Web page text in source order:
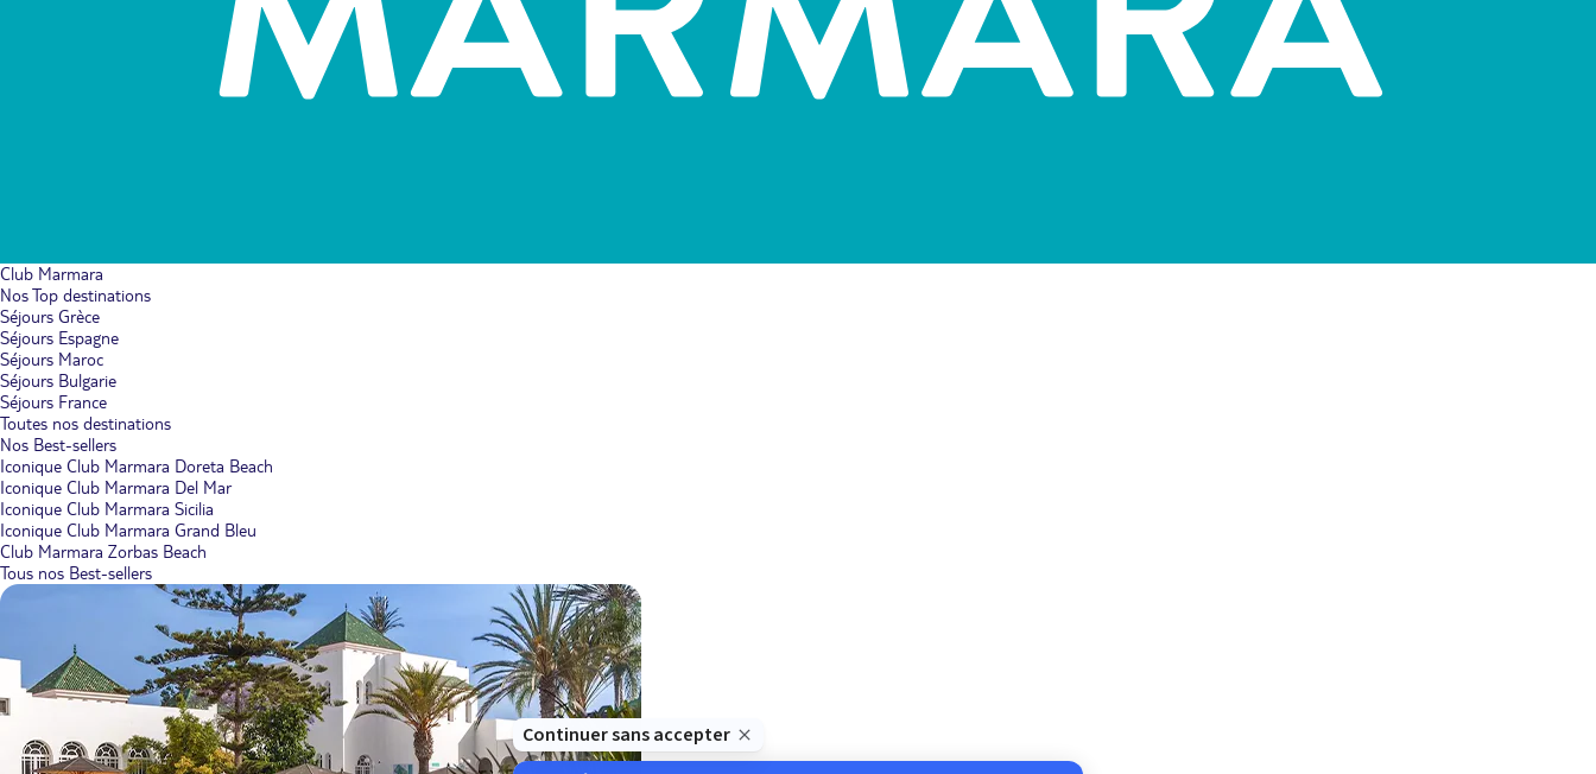
Club Marmara
Nos Top destinations
Séjours Grèce
Séjours Espagne
Séjours Maroc
Séjours Bulgarie
Séjours France
Toutes nos destinations
Nos Best-sellers
Iconique Club Marmara Doreta Beach
Iconique Club Marmara Del Mar
Iconique Club Marmara Sicilia
Iconique Club Marmara Grand Bleu
Club Marmara Zorbas Beach
Tous nos Best-sellers